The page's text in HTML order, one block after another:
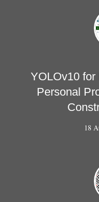
YOLOv10 for
Personal
18